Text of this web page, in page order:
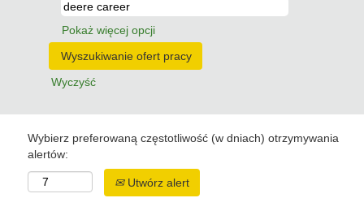
Pokaż więcej opcji
Wyczyść
Wybierz preferowaną częstotliwość (w dniach) otrzymywania
alertów:
Utwórz alert